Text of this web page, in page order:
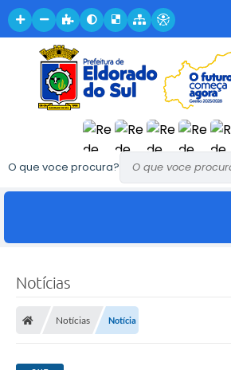
O que voce procura?
Notícias
Notícias Notícia